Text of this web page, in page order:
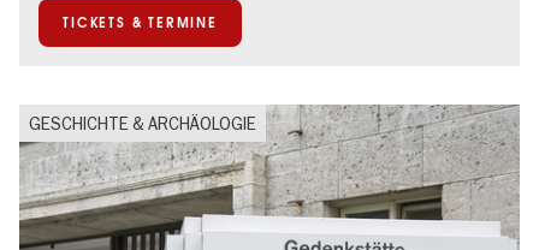
TICKETS & TERMINE
GESCHICHTE & ARCHÄOLOGIE